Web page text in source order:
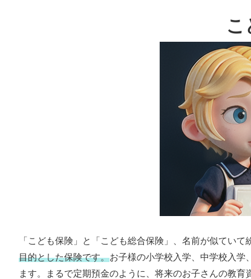
こ
「こども保険」と「こども総合保険」、名前が似てい
目的とした保険です。お子様の小学校入学、中学校入学
ます。まるで定期預金のように、将来のお子さんの教